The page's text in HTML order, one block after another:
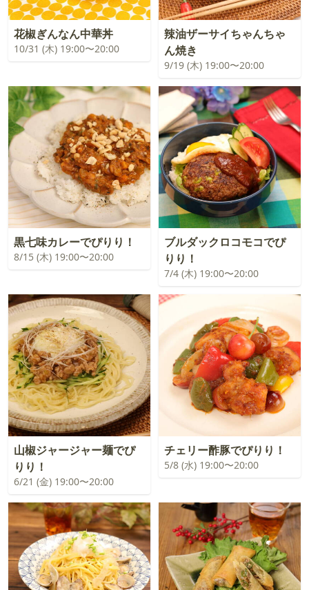
花椒ぎんなん中華丼
10/31 (木) 19:00〜20:00
辣油ザーサイちゃんちゃ
ん焼き
9/19 (木) 19:00〜20:00
黒七味カレーでぴりり！
8/15 (木) 19:00〜20:00
ブルダックロコモコでぴ
りり！
7/4 (木) 19:00〜20:00
山椒ジャージャー麺でぴ
りり！
6/21 (金) 19:00〜20:00
チェリー酢豚でぴりり！
5/8 (水) 19:00〜20:00